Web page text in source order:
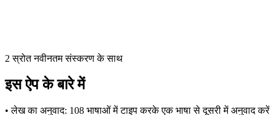
2 स्रोत नवीनतम संस्करण के साथ
इस ऐप के बारे में
• लेख का अनुवाद: 108 भाषाओं में टाइप करके एक भाषा से दूसरी में अनुवाद करें